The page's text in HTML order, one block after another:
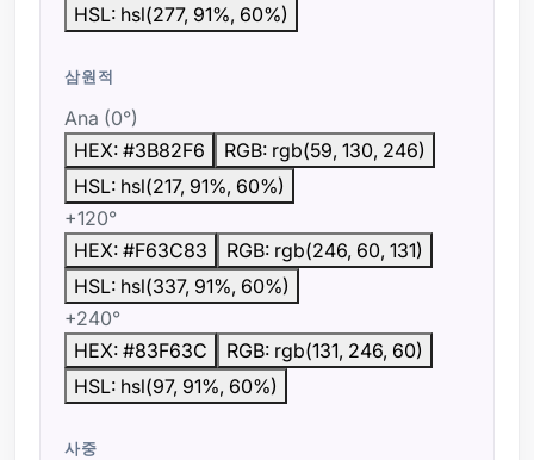
HSL: hsl(277, 91%, 60%)
삼원적
Ana (0°)
HEX: #3B82F6
RGB: rgb(59, 130, 246)
HSL: hsl(217, 91%, 60%)
+120°
HEX: #F63C83
RGB: rgb(246, 60, 131)
HSL: hsl(337, 91%, 60%)
+240°
HEX: #83F63C
RGB: rgb(131, 246, 60)
HSL: hsl(97, 91%, 60%)
사중